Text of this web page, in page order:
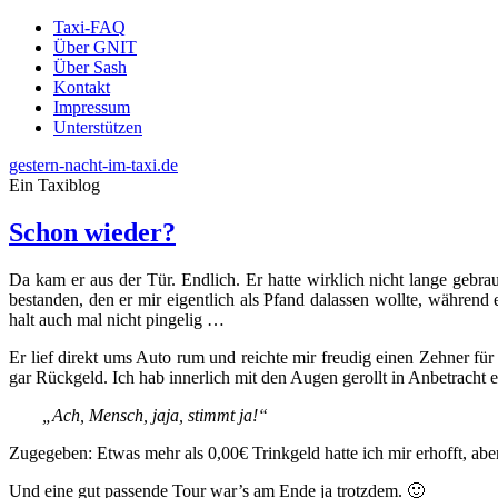
Taxi-FAQ
Über GNIT
Über Sash
Kontakt
Impressum
Unterstützen
gestern-nacht-im-taxi.de
Ein Taxiblog
Schon wieder?
Da kam er aus der Tür. Endlich. Er hatte wirklich nicht lange
bestanden, den er mir eigentlich als Pfand dalassen wollte,
halt auch mal nicht pingelig …
Er lief direkt ums Auto rum und reichte mir freudig einen Zehner
gar Rückgeld. Ich hab innerlich mit den Augen gerollt in Anbetracht
„Ach, Mensch, jaja, stimmt ja!“
Zugegeben: Etwas mehr als 0,00€ Trinkgeld hatte ich mir erhofft,
Und eine gut passende Tour war’s am Ende ja trotzdem. 🙂